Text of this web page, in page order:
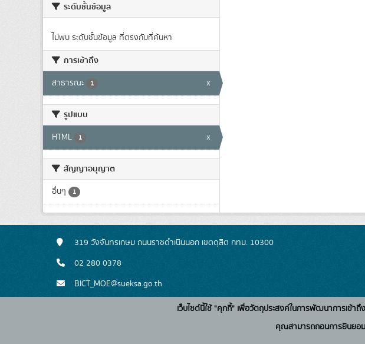
ระดับชั้นข้อมูล
ไม่พบ ระดับชั้นข้อมูล ที่ตรงกับที่ค้นหา
การเข้าถึง
สาธารณะ 1 x
รูปแบบ
HTML 1 x
สัญญาอนุญาต
อื่นๆ 1
319 วังจันทรเกษม ถนนราชดำเนินนอก เขตดุสิต กทม. 10300
02 280 0378
BICT_MOE@sueksa.go.th
เว็บไซต์นี้ใช้ "คุกกี้" เพื่อวัตถุประสงค์ในการพัฒนาการเข้
คุณสามารถถอนการยินยอ